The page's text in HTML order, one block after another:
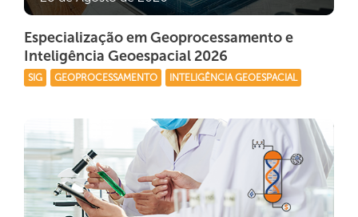
Especialização em Geoprocessamento e
Inteligência Geoespacial 2026
SIG GEOPROCESSAMENTO INTELIGÊNCIA GEOESPACIAL